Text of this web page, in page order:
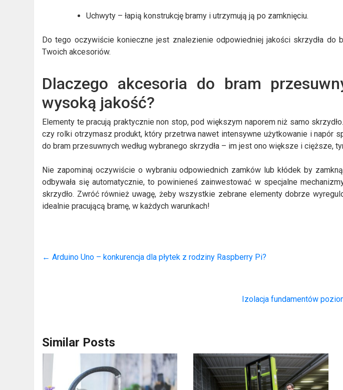
Uchwyty – łapią konstrukcję bramy i utrzymują ją po zamknięciu.
Do tego oczywiście konieczne jest znalezienie odpowiedniej jakości skrzydła do
Twoich akcesoriów.
Dlaczego akcesoria do bram
wysoką jakość?
Elementy te pracują praktycznie non stop, pod większym naporem niż samo
czy rolki otrzymasz produkt, który przetrwa nawet intensywne użytkowanie i napór
do bram przesuwnych według wybranego skrzydła – im jest ono większe i cięższe,
Nie zapominaj oczywiście o wybraniu odpowiednich zamków lub kłódek by
odbywała się automatycznie, to powinieneś zainwestować w specjalne
skrzydło. Zwróć również uwagę, żeby wszystkie zebrane elementy dobrze
idealnie pracującą bramę, w każdych warunkach!
← Arduino Uno – konkurencja dla płytek z rodziny Raspberry Pi?
Izolacja fundamentów
Similar Posts